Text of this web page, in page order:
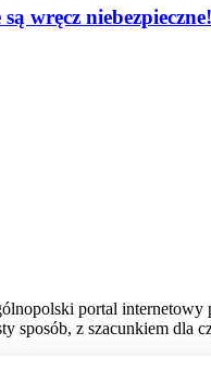
wręcz niebezpieczne!
portal internetowy
sposób, z szacunkiem dla